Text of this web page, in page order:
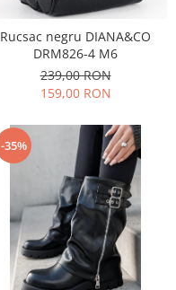
Rucsac negru DIANA&CO
DRM826-4 M6
239,00 RON
159,00 RON
-35%